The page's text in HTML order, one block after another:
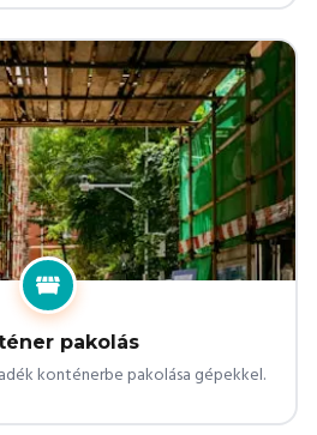
pakolás
konténerbe pakolása gépekkel.